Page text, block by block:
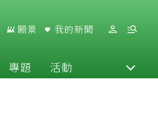
願景 我的新聞
專題 活動